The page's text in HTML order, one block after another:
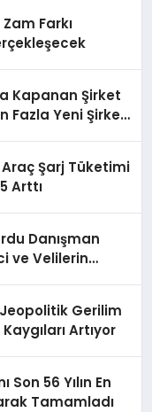
Farkı
Kapanan Şirket
Fazla Yeni Şirket
Şarj Tüketimi
Arttı
Danışman
ve Velilerin
Gerilim
Artıyor
Son 56 Yılın En
Tamamladı